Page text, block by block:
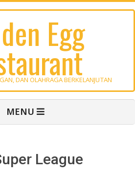
Egg
DAN OLAHRAGA BERKELANJUTAN
MENU
League